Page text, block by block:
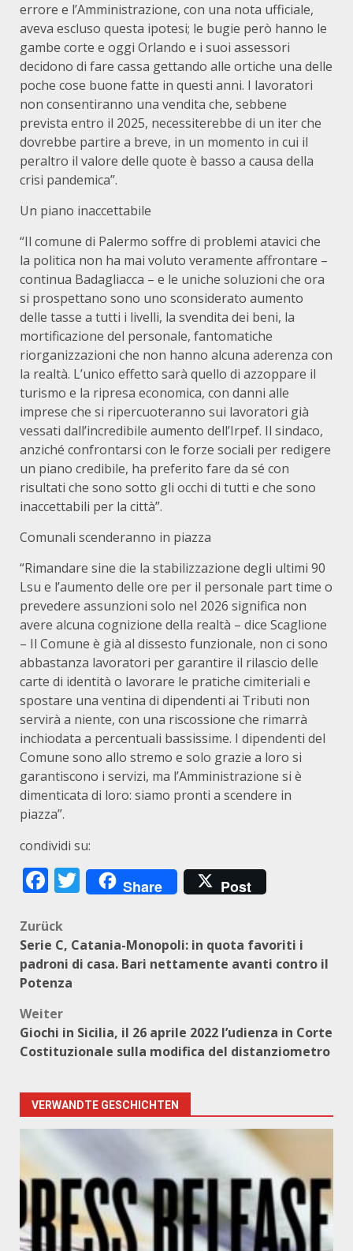
errore e l’Amministrazione, con una nota ufficiale,
aveva escluso questa ipotesi; le bugie però hanno le
gambe corte e oggi Orlando e i suoi assessori
decidono di fare cassa gettando alle ortiche una delle
poche cose buone fatte in questi anni. I lavoratori
non consentiranno una vendita che, sebbene
prevista entro il 2025, necessiterebbe di un iter che
dovrebbe partire a breve, in un momento in cui il
peraltro il valore delle quote è basso a causa della
crisi pandemica”.
Un piano inaccettabile
“Il comune di Palermo soffre di problemi atavici che
la politica non ha mai voluto veramente affrontare –
continua Badagliacca – e le uniche soluzioni che ora
si prospettano sono uno sconsiderato aumento
delle tasse a tutti i livelli, la svendita dei beni, la
mortificazione del personale, fantomatiche
riorganizzazioni che non hanno alcuna aderenza con
la realtà. L’unico effetto sarà quello di azzoppare il
turismo e la ripresa economica, con danni alle
imprese che si ripercuoteranno sui lavoratori già
vessati dall’incredibile aumento dell’Irpef. Il sindaco,
anziché confrontarsi con le forze sociali per redigere
un piano credibile, ha preferito fare da sé con
risultati che sono sotto gli occhi di tutti e che sono
inaccettabili per la città”.
Comunali scenderanno in piazza
“Rimandare sine die la stabilizzazione degli ultimi 90
Lsu e l’aumento delle ore per il personale part time o
prevedere assunzioni solo nel 2026 significa non
avere alcuna cognizione della realtà – dice Scaglione
– Il Comune è già al dissesto funzionale, non ci sono
abbastanza lavoratori per garantire il rilascio delle
carte di identità o lavorare le pratiche cimiteriali e
spostare una ventina di dipendenti ai Tributi non
servirà a niente, con una riscossione che rimarrà
inchiodata a percentuali bassissime. I dipendenti del
Comune sono allo stremo e solo grazie a loro si
garantiscono i servizi, ma l’Amministrazione si è
dimenticata di loro: siamo pronti a scendere in
piazza”.
condividi su:
Facebook
Twitter
Share Post
Beitragsnavigation
Zurück
Serie C, Catania-Monopoli: in quota favoriti i
padroni di casa. Bari nettamente avanti contro il
Potenza
Weiter
Giochi in Sicilia, il 26 aprile 2022 l’udienza in Corte
Costituzionale sulla modifica del distanziometro
VERWANDTE GESCHICHTEN